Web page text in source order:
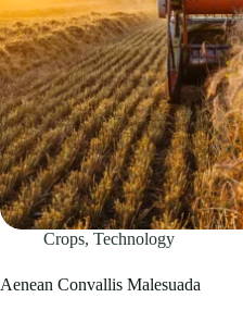
Crops, Technology
Aenean Convallis Malesuada